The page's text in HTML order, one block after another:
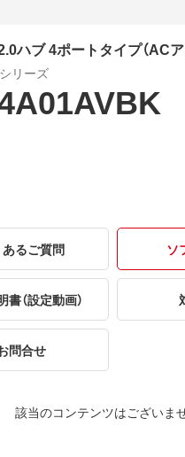
ハブ 4ポートタイプ（ACア
リーズ
あるご質問 ソ
（設定動画）
問合せ
該当のコンテンツはございませ